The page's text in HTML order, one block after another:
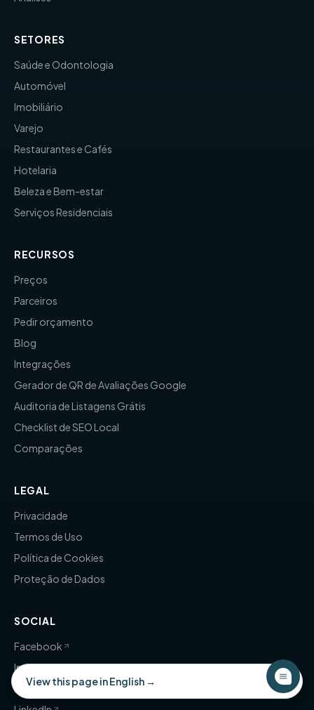
SETORES
Saúde e Odontologia
Automóvel
Imobiliário
Varejo
Restaurantes e Cafés
Hotelaria
Beleza e Bem-estar
Serviços Residenciais
RECURSOS
Preços
Parceiros
Pedir orçamento
Blog
Integrações
Gerador de QR de Avaliações Google
Auditoria de Listagens Grátis
Checklist de SEO Local
Comparações
LEGAL
Privacidade
Termos de Uso
Política de Cookies
Proteção de Dados
SOCIAL
Facebook
Instagram
X (Twitter)
View this page in English → ×